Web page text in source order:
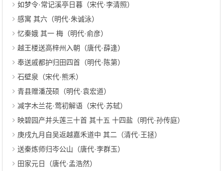
如梦令·常记溪亭日暮（宋代·李清照）
感寓 其六（明代·朱诚泳）
忆秦娥 其一 梅（明代·俞彦）
越王楼送高梓州入朝（唐代·薛逢）
奉送戚都护归田四首（明代·陈第）
石壁泉（宋代·熊禾）
青县赠潘茂硕（明代·袁宏道）
减字木兰花·莺初解语（宋代·苏轼）
映碧园产并头莲三十首 其十五 十四盐（明代·孙传庭）
庚戌九月自吴返越嘉禾道中 其二（清代·王拯）
送秦炼师归岑公山（唐代·李群玉）
田家元日（唐代·孟浩然）